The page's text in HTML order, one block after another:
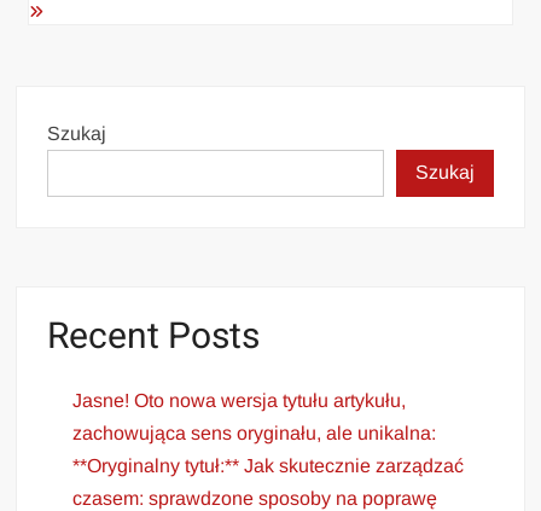
Szukaj
Szukaj
Recent Posts
Jasne! Oto nowa wersja tytułu artykułu,
zachowująca sens oryginału, ale unikalna:
**Oryginalny tytuł:** Jak skutecznie zarządzać
czasem: sprawdzone sposoby na poprawę